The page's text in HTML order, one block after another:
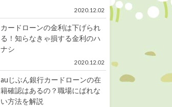
2020.12.02
カードローンの金利は下げられ
る！知らなきゃ損する金利のハ
ナシ
2020.12.02
auじぶん銀行カードローンの在
籍確認はあるの？職場にばれな
い方法を解説